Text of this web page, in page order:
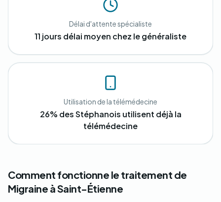
Délai d'attente spécialiste
11 jours délai moyen chez le généraliste
Utilisation de la télémédecine
26% des Stéphanois utilisent déjà la
télémédecine
Comment fonctionne le traitement de
Migraine à Saint-Étienne